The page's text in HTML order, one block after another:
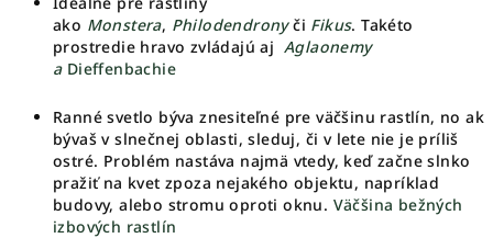
ako Monstera, Philodendrony či Fikus. Takéto
prostredie hravo zvládajú aj Aglaonemy
a Dieffenbachie
Ranné svetlo býva znesiteľné pre väčšinu rastlín, no ak
bývaš v slnečnej oblasti, sleduj, či v lete nie je príliš
ostré. Problém nastáva najmä vtedy, keď začne slnko
pražiť na kvet zpoza nejakého objektu, napríklad
budovy, alebo stromu oproti oknu. Väčšina bežných
izbových rastlín